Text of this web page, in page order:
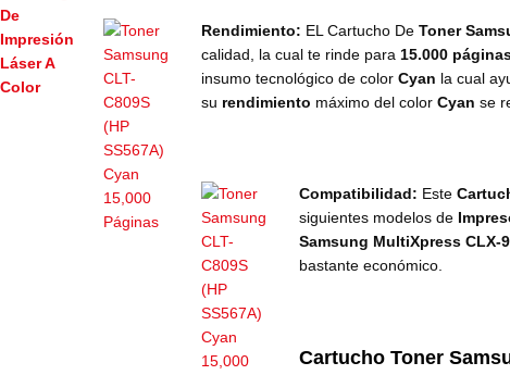
Rendimiento: EL Cartucho De Toner
calidad, la cual te rinde para 15.000
insumo tecnológico de color Cyan la cual
su rendimiento máximo del color Cyan se
Compatibilidad: Este
siguientes modelos de
Samsung MultiXpress CLX-
bastante económico.
Cartucho Toner